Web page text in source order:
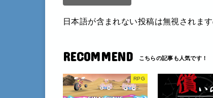
日本語が含まれない投稿は無視されま
RECOMMEND
RPG